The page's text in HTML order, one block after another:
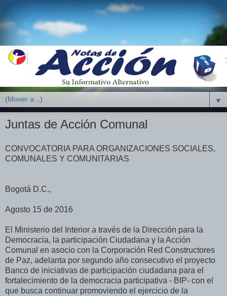
▼
Juntas de Acción Comunal
CONVOCATORIA PARA ORGANIZACIONES SOCIALES,
COMUNALES Y COMUNITARIAS
Bogotá D.C.,
Agosto 15 de 2016
El Ministerio del Interior a través de la Dirección para la
Democracia, la participación Ciudadana y la Acción
Comunal en asocio con la Corporación Red Constructores
de Paz, adelanta por segundo año consecutivo el proyecto
Banco de iniciativas de participación ciudadana para el
fortalecimiento de la democracia participativa - BIP- con el
que busca continuar promoviendo el ejercicio de la